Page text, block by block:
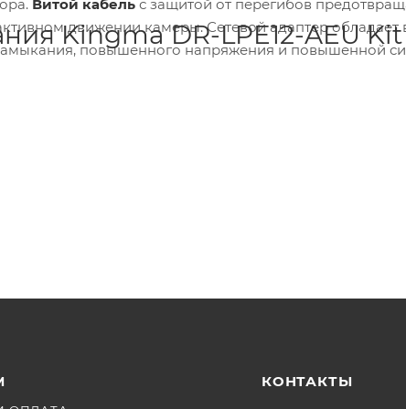
Витой кабель с защитой от перегибов
движении камеры. Сетевой адаптер обладает
повышенного напряжения и повышенной
Kingma DR-LPE12-AEU Kit
КОНТАКТЫ